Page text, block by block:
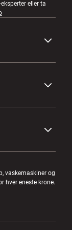
viser)
eller ta
vaskemaskiner og
hver eneste krone.